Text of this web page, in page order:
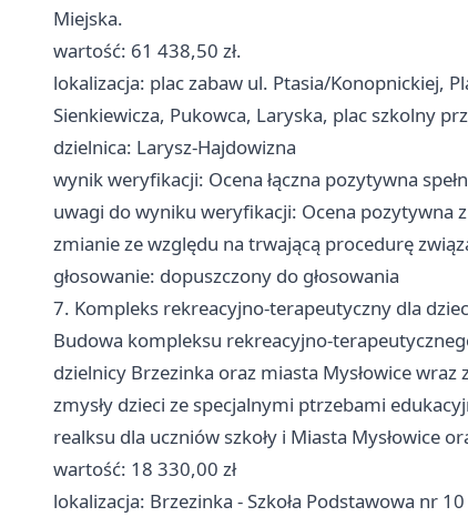
Miejska.
wartość: 61 438,50 zł.
lokalizacja: plac zabaw ul. Ptasia/Konopnickiej,
Sienkiewicza, Pukowca, Laryska, plac szkolny
dzielnica: Larysz-Hajdowizna
wynik weryfikacji: Ocena łączna pozytywna
uwagi do wyniku weryfikacji: Ocena pozytywna
zmianie ze względu na trwającą procedurę
głosowanie: dopuszczony do głosowania
7. Kompleks rekreacyjno-terapeutyczny dla
Budowa kompleksu rekreacyjno-
dzielnicy Brzezinka oraz miasta Mysłowicewraz
zmysły dzieci ze specjalnymi ptrzebami
realksu dla uczniów szkoły i Miasta Mysłowice
wartość: 18 330,00 zł
lokalizacja: Brzezinka - Szkoła Podstawowa nr